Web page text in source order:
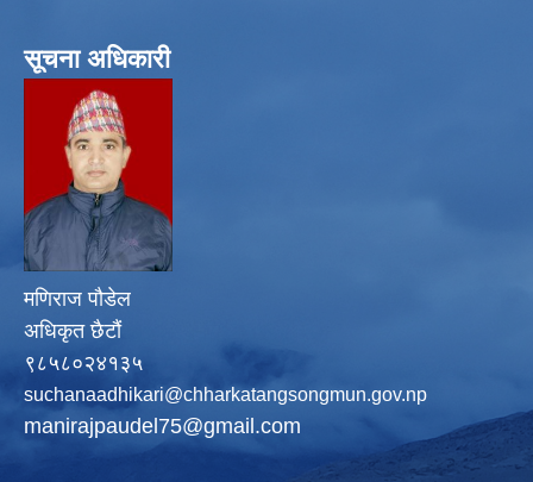
सूचना अधिकारी
मणिराज पौडेल
अधिकृत छैटौं
९८५८०२४१३५
suchanaadhikari@chharkatangsongmun.gov.np
manirajpaudel75@gmail.com